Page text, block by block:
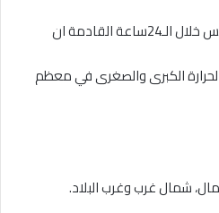
وتوقعت الأرصاد لأحوال الطقس خلال الـ24ساعة القادمة ان
الكبرى والصغرى في معظم
شمال غرب وغرب البلاد.